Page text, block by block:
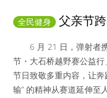
全民健身
父亲节
助跑柏剑梦想之
6 月 21 日，弹射者携
节・大石桥越野赛公益
节日致敬多重内容，让
输” 的精神从赛道延